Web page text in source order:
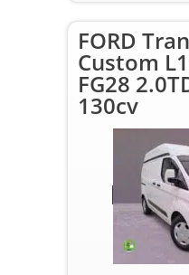
FORD
Custom
FG28
130cv